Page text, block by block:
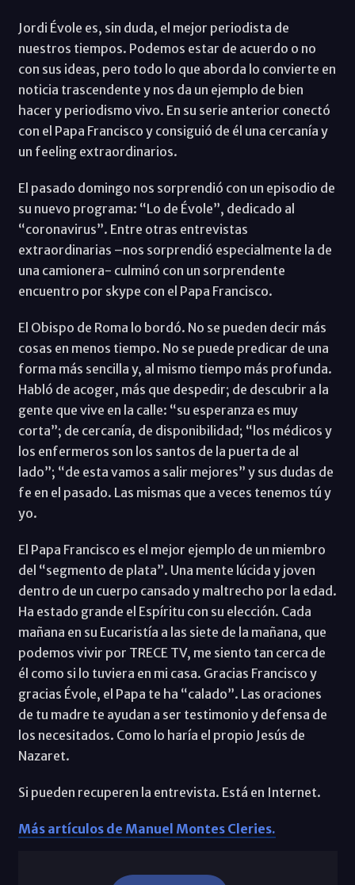
Jordi Évole es, sin duda, el mejor periodista de
nuestros tiempos. Podemos estar de acuerdo o no
con sus ideas, pero todo lo que aborda lo convierte en
noticia trascendente y nos da un ejemplo de bien
hacer y periodismo vivo. En su serie anterior conectó
con el Papa Francisco y consiguió de él una cercanía y
un feeling extraordinarios.
El pasado domingo nos sorprendió con un episodio de
su nuevo programa: “Lo de Évole”, dedicado al
“coronavirus”. Entre otras entrevistas
extraordinarias –nos sorprendió especialmente la de
una camionera- culminó con un sorprendente
encuentro por skype con el Papa Francisco.
El Obispo de Roma lo bordó. No se pueden decir más
cosas en menos tiempo. No se puede predicar de una
forma más sencilla y, al mismo tiempo más profunda.
Habló de acoger, más que despedir; de descubrir a la
gente que vive en la calle: “su esperanza es muy
corta”; de cercanía, de disponibilidad; “los médicos y
los enfermeros son los santos de la puerta de al
lado”; “de esta vamos a salir mejores” y sus dudas de
fe en el pasado. Las mismas que a veces tenemos tú y
yo.
El Papa Francisco es el mejor ejemplo de un miembro
del “segmento de plata”. Una mente lúcida y joven
dentro de un cuerpo cansado y maltrecho por la edad.
Ha estado grande el Espíritu con su elección. Cada
mañana en su Eucaristía a las siete de la mañana, que
podemos vivir por TRECE TV, me siento tan cerca de
él como si lo tuviera en mi casa. Gracias Francisco y
gracias Évole, el Papa te ha “calado”. Las oraciones
de tu madre te ayudan a ser testimonio y defensa de
los necesitados. Como lo haría el propio Jesús de
Nazaret.
Si pueden recuperen la entrevista. Está en Internet.
Más artículos de Manuel Montes Cleries.